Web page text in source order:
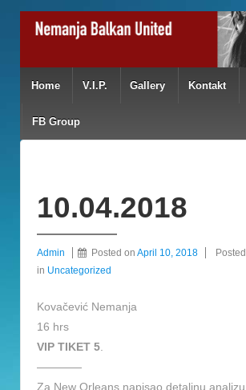
Home V.I.P. Gallery Kontakt
FB Group
10.04.2018
Admin Posted on April 10, 2018
Posted
in Uncategorized
Kovačević Nemanja
16 hrs
VIP TIKET 5
————
Za New Orleans napisao detaljnu analizu